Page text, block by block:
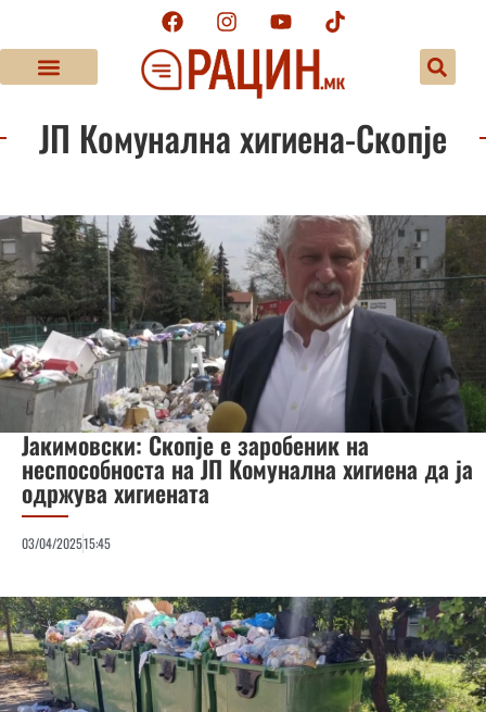
ЈП Комунална хигиена-Скопје
Јакимовски: Скопје е заробеник на
неспособноста на ЈП Комунална хигиена да ја
одржува хигиената
03/04/202515:45